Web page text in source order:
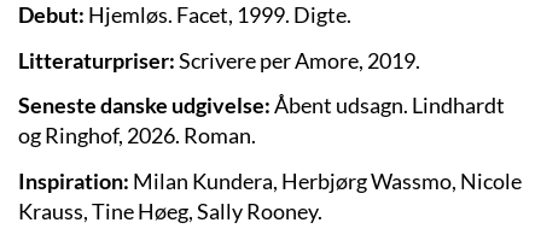
Debut: Hjemløs. Facet, 1999. Digte.
Litteraturpriser:Scrivere per Amore, 2019.
Seneste danske udgivelse:Åbent udsagn. Lindhardt
og Ringhof, 2026. Roman.
Inspiration: Milan Kundera, Herbjørg Wassmo, Nicole
Krauss, Tine Høeg, Sally Rooney.